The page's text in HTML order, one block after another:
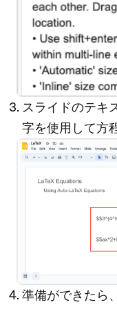
スライドのテキ
字を使用して方
準備ができたら